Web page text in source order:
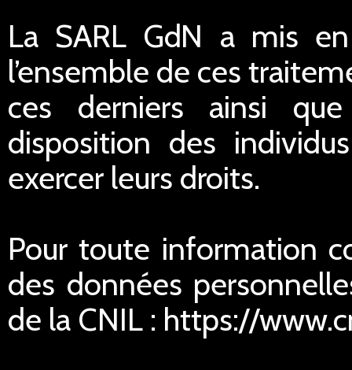
La SARL GdN a mis
l’ensemble de ces
ces derniers ainsi
disposition des
exercer leurs droits.
Pour toute information
des données
de la CNIL : https://